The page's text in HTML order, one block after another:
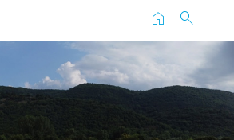
home search